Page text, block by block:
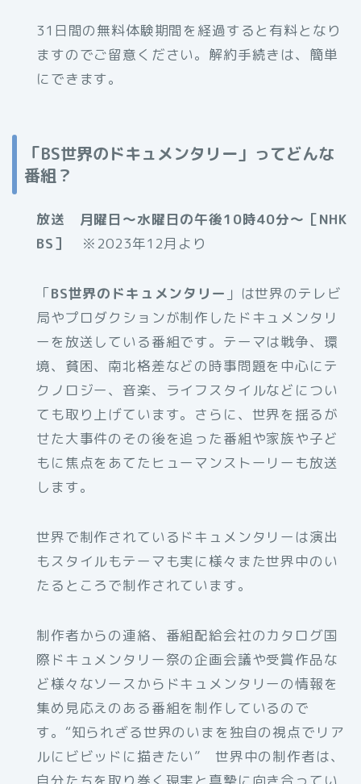
31日間の無料体験期間を経過すると有料となり
ますのでご留意ください。解約手続きは、簡単
にできます。
「BS世界のドキュメンタリー」ってどんな
番組？
放送 月曜日～水曜日の午後10時40分～［NHK
BS］
※2023年12月より
「BS世界のドキュメンタリー 」は世界のテレビ
局やプロダクションが制作したドキュメンタリ
ーを放送している番組です。テーマは戦争、環
境、貧困、南北格差などの時事問題を中心にテ
クノロジー、音楽、ライフスタイルなどについ
ても取り上げています。さらに、世界を揺るが
せた大事件のその後を追った番組や家族や子ど
もに焦点をあてたヒューマンストーリーも放送
します。
世界で制作されているドキュメンタリーは演出
もスタイルもテーマも実に様々また世界中のい
たるところで制作されています。
制作者からの連絡、番組配給会社のカタログ国
際ドキュメンタリー祭の企画会議や受賞作品な
ど様々なソースからドキュメンタリーの情報を
集め見応えのある番組を制作しているので
す。“知られざる世界のいまを独自の視点でリア
ルにビビッドに描きたい” 世界中の制作者は、